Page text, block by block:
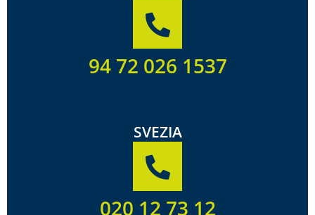
94 72 026 1537
SVEZIA
020 12 73 12